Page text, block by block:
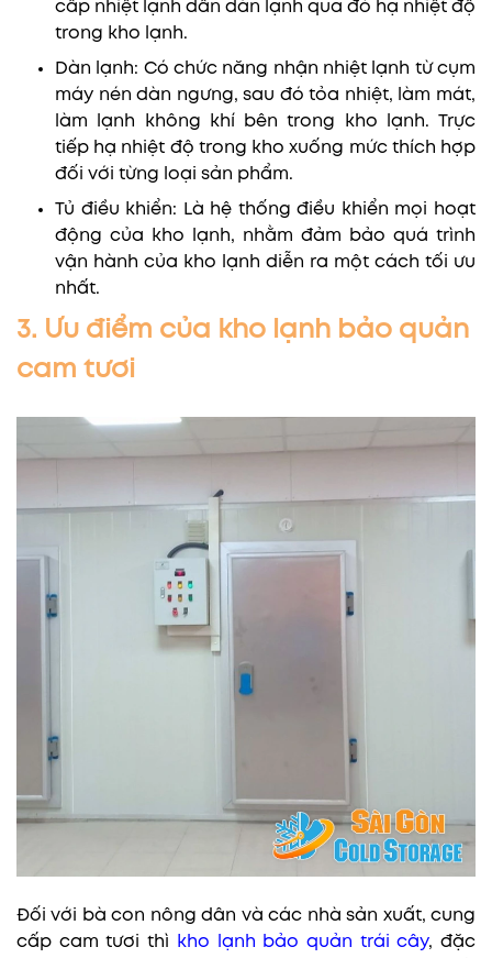
cấp nhiệt lạnh dẫn dàn lạnh qua đó hạ nhiệt độ
trong kho lạnh.
Dàn lạnh: Có chức năng nhận nhiệt lạnh từ cụm
máy nén dàn ngưng, sau đó tỏa nhiệt, làm mát,
làm lạnh không khí bên trong kho lạnh. Trực
tiếp hạ nhiệt độ trong kho xuống mức thích hợp
đối với từng loại sản phẩm.
Tủ điều khiển: Là hệ thống điều khiển mọi hoạt
động của kho lạnh, nhằm đảm bảo quá trình
vận hành của kho lạnh diễn ra một cách tối ưu
nhất.
3. Ưu điểm của kho lạnh bảo quản
cam tươi
Đối với bà con nông dân và các nhà sản xuất, cung
cấp cam tươi thì
kho lạnh bảo quản trái cây, đặc